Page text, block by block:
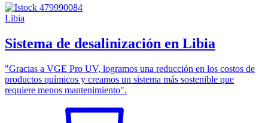
Libia
Sistema de desalinización en Libia
"Gracias a VGE Pro UV, logramos una reducción en los costos de
productos químicos y creamos un sistema más sostenible que
requiere menos mantenimiento".